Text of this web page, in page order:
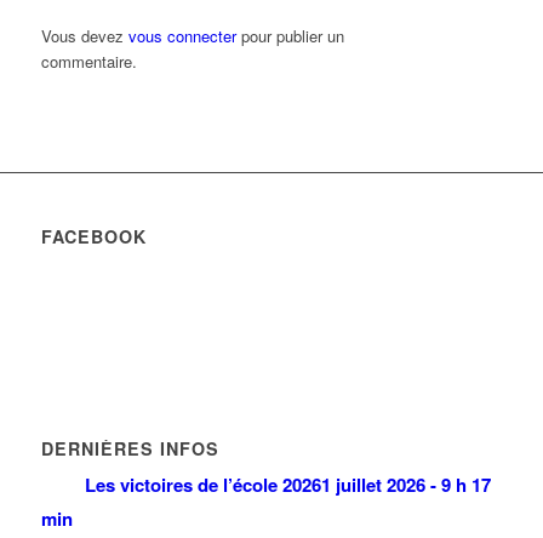
Vous devez vous connecterpour publier un
commentaire.
FACEBOOK
DERNIÈRES INFOS
Les victoires de l’école 20261 juillet 2026 - 9 h 17
min